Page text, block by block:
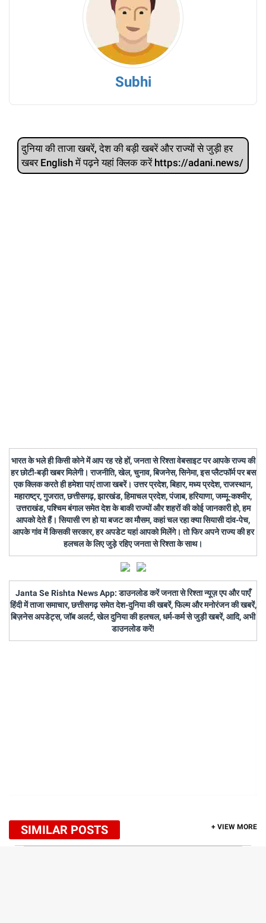
Subhi
दुनिया की ताजा खबरें, देश की बड़ी खबरें और राज्‍यों से जुड़ी हर
खबर English में पढ़ने यहां क्लिक करें https://adani.news/
भारत के भले ही किसी कोने में आप रह रहे हों, जनता से रिश्ता वेबसाइट पर आपके राज्य की
हर छोटी-बड़ी खबर मिलेगी। राजनीति, खेल, चुनाव, बिजनेस, सिनेमा, इस प्लैटफॉर्म पर बस
एक क्लिक करते ही हमेशा पाएं ताजा खबरें। उत्तर प्रदेश, बिहार, मध्य प्रदेश, राजस्थान,
महाराष्ट्र, गुजरात, छत्तीसगढ़, झारखंड, हिमाचल प्रदेश, पंजाब, हरियाणा, जम्मू-कश्मीर,
उत्तराखंड, पश्चिम बंगाल समेत देश के बाकी राज्यों और शहरों की कोई जानकारी हो, हम
आपको देते हैं। सियासी रण हो या बजट का मौसम, कहां चल रहा क्या सियासी दांव-पेच,
आपके गांव में किसकी सरकार, हर अपडेट यहां आपको मिलेंगे। तो फिर अपने राज्य की हर
हलचल के लिए जुड़े रहिए जनता से रिश्ता के साथ।
Janta Se Rishta News App: डाउनलोड करें जनता से रिश्ता न्यूज़ एप और पाएँ
हिंदी में ताजा समाचार, छत्तीसगढ़ समेत देश-दुनिया की खबरें, फिल्म और मनोरंजन की खबरें,
बिज़नेस अपडेट्स, जॉब अलर्ट, खेल दुनिया की हलचल, धर्म-कर्म से जुड़ी खबरें, आदि, अभी
डाउनलोड करें!
SIMILAR POSTS + VIEW MORE